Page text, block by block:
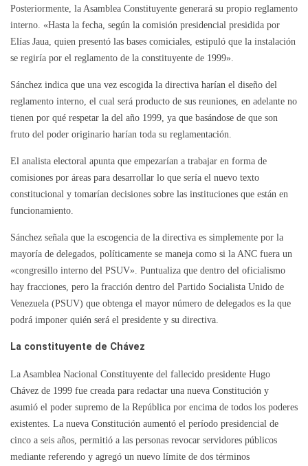
Posteriormente, la Asamblea Constituyente generará su propio reglamento
interno. «Hasta la fecha, según la comisión presidencial presidida por
Elías Jaua, quien presentó las bases comiciales, estipuló que la instalación
se regiría por el reglamento de la constituyente de 1999».
Sánchez indica que una vez escogida la directiva harían el diseño del
reglamento interno, el cual será producto de sus reuniones, en adelante no
tienen por qué respetar la del año 1999, ya que basándose de que son
fruto del poder originario harían toda su reglamentación.
El analista electoral apunta que empezarían a trabajar en forma de
comisiones por áreas para desarrollar lo que sería el nuevo texto
constitucional y tomarían decisiones sobre las instituciones que están en
funcionamiento.
Sánchez señala que la escogencia de la directiva es simplemente por la
mayoría de delegados, políticamente se maneja como si la ANC fuera un
«congresillo interno del PSUV». Puntualiza que dentro del oficialismo
hay fracciones, pero la fracción dentro del Partido Socialista Unido de
Venezuela (PSUV) que obtenga el mayor número de delegados es la que
podrá imponer quién será el presidente y su directiva.
La constituyente de Chávez
La Asamblea Nacional Constituyente del fallecido presidente Hugo
Chávez de 1999 fue creada para redactar una nueva Constitución y
asumió el poder supremo de la República por encima de todos los poderes
existentes. La nueva Constitución aumentó el período presidencial de
cinco a seis años, permitió a las personas revocar servidores públicos
mediante referendo y agregó un nuevo límite de dos términos